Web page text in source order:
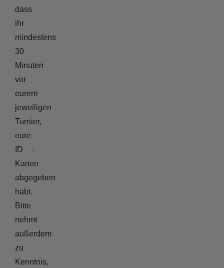
dass
ihr
mindestens
30
Minuten
vor
eurem
jeweiligen
Turnier,
eure
ID -
Karten
abgegeben
habt.
Bitte
nehmt
außerdem
zu
Kenntnis,